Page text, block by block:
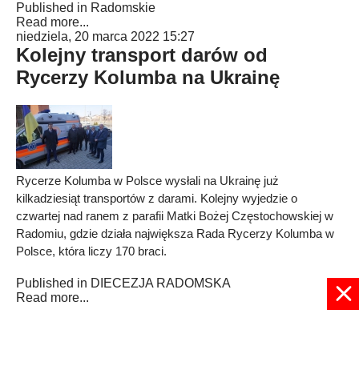
Published in Radomskie
Read more...
niedziela, 20 marca 2022 15:27
Kolejny transport darów od
Rycerzy Kolumba na Ukrainę
Rycerze Kolumba w Polsce wysłali na Ukrainę już
kilkadziesiąt transportów z darami. Kolejny wyjedzie o
czwartej nad ranem z parafii Matki Bożej Częstochowskiej w
Radomiu, gdzie działa największa Rada Rycerzy Kolumba w
Polsce, która liczy 170 braci.
Published in DIECEZJA RADOMSKA
Read more...